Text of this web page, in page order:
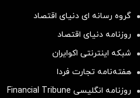
گروه رسانه ای دنیای اقتصاد
روزنامه دنیای اقتصاد
شبکه اینترنتی اکوایران
هفته‌نامه تجارت فردا
روزنامه انگلیسی Financial Tribune